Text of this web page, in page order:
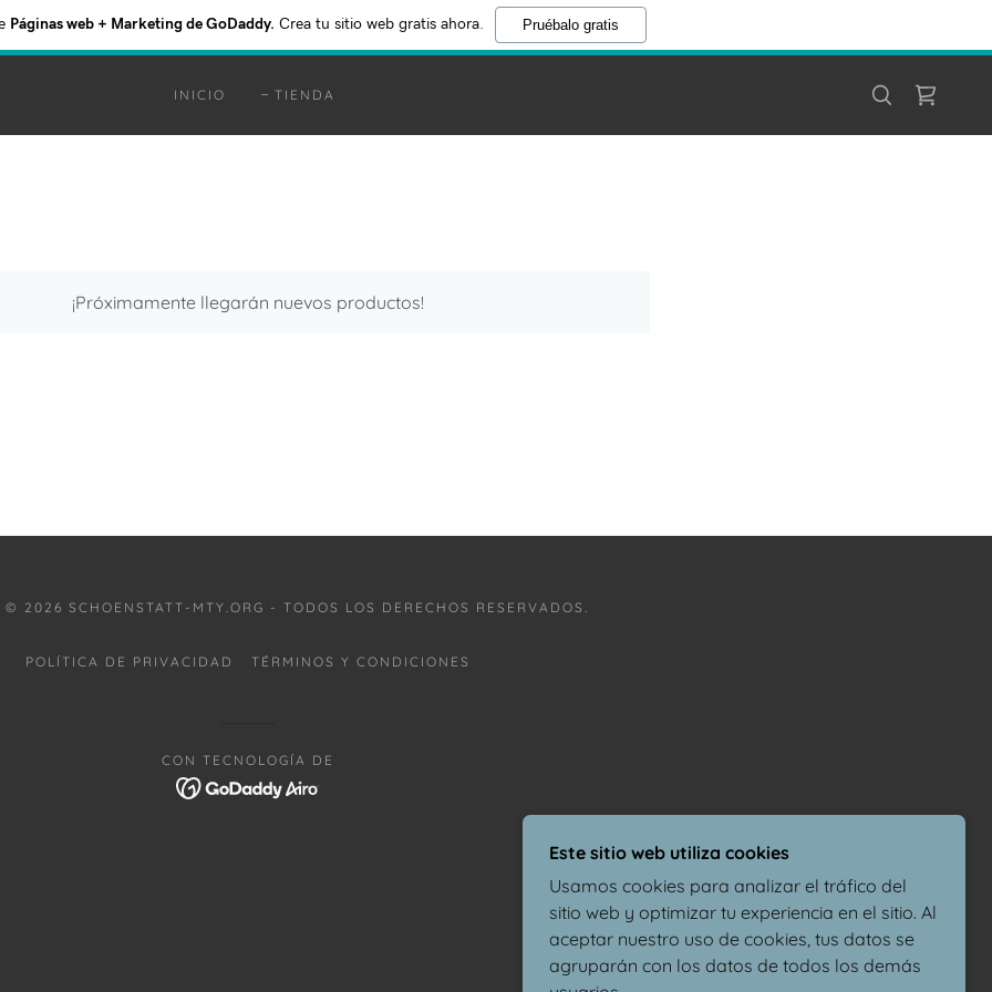
Páginas web + Marketing de GoDaddy. Crea tu sitio web gratis ahora. Pruébalo gratis
INICIO TIENDA
¡Próximamente llegarán nuevos productos!
© 2026 SCHOENSTATT-MTY.ORG - TODOS LOS DERECHOS RESERVADOS.
POLÍTICA DE PRIVACIDAD TÉRMINOS Y CONDICIONES
CON TECNOLOGÍA DE
Este sitio web utiliza cookies
Usamos cookies para analizar el tráfico del
sitio web y optimizar tu experiencia en el sitio. Al
aceptar nuestro uso de cookies, tus datos se
agruparán con los datos de todos los demás